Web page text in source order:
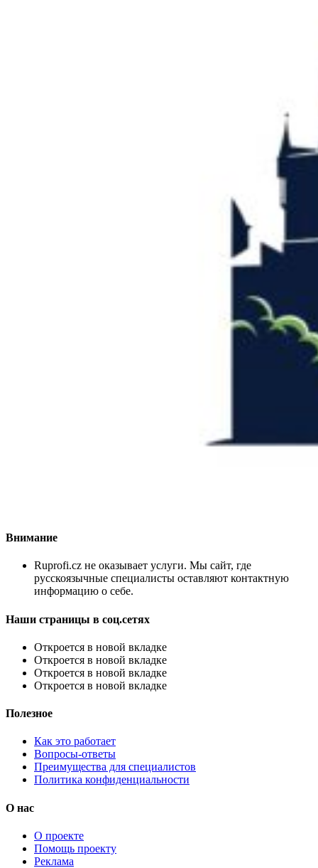
Внимание
Ruprofi.cz не оказывает услуги. Мы сайт, где
русскоязычные специалисты оставляют контактную
информацию о себе.
Наши страницы в соц.сетях
Откроется в новой вкладке
Откроется в новой вкладке
Откроется в новой вкладке
Откроется в новой вкладке
Полезное
Как это работает
Вопросы-ответы
Преимущества для специалистов
Политика конфиденциальности
О нас
О проекте
Помощь проекту
Реклама